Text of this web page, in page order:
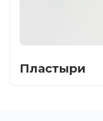
Пластыри